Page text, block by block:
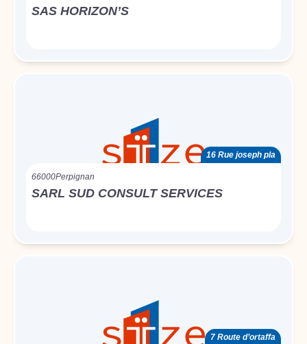
SAS HORIZON’S
16 Rue joseph pla
66000Perpignan
SARL SUD CONSULT SERVICES
7 Route d’ortaffa